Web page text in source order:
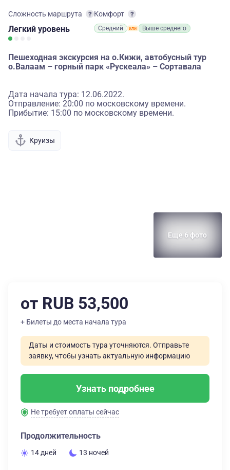
Сложность маршрута
Легкий уровень
Комфорт
Средний Выше среднего
Пешеходная экскурсия на о.Кижи, автобусный тур
о.Валаам – горный парк «Рускеала» – Сортавала
Дата начала тура: 12.06.2022.
Отправление: 20:00 по московскому времени.
Прибытие: 15:00 по московскому времени.
Круизы
Еще 6 фото
от RUB 53,500
+ Билеты до места начала тура
Даты и стоимость тура уточняются. Отправьте
заявку, чтобы узнать актуальную информацию
Узнать подробнее
Не требует оплаты сейчас
Продолжительность
14 дней 13 ночей